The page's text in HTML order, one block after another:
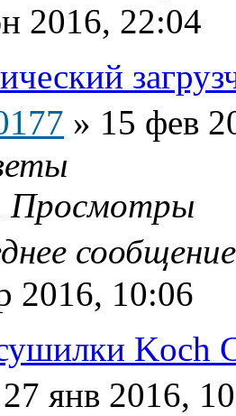
2016, 22:04
» 15 фев
Просмотры
2016, 10:06
Koch
27 янв 2016,